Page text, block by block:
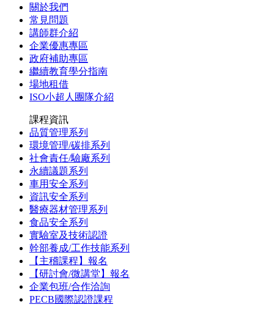
關於我們
常見問題
講師群介紹
企業優惠專區
政府補助專區
繼續教育學分指南
場地租借
ISO小超人團隊介紹
課程資訊
品質管理系列
環境管理/碳排系列
社會責任/驗廠系列
永續議題系列
車用安全系列
資訊安全系列
醫療器材管理系列
食品安全系列
實驗室及技術認證
幹部養成/工作技能系列
【主稽課程】報名
【研討會/微講堂】報名
企業包班/合作洽詢
PECB國際認證課程